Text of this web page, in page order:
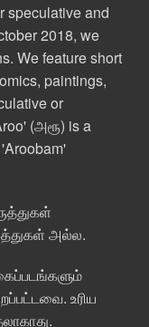
speculative and
2018, we
We feature short
paintings,
or
(அரூ) is a
அல்ல.
உரிய